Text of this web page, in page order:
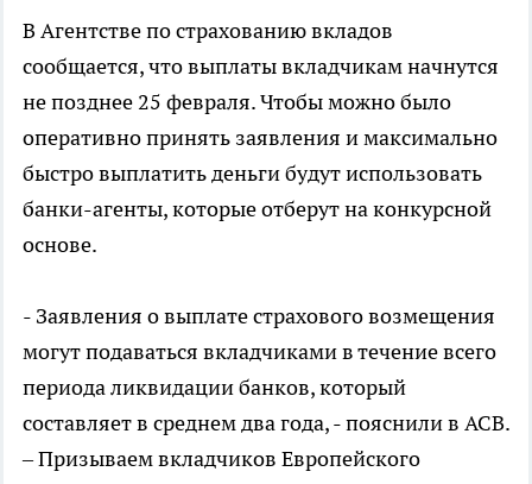
В Агентстве по страхованию вкладов
сообщается, что выплаты вкладчикам начнутся
не позднее 25 февраля. Чтобы можно было
оперативно принять заявления и максимально
быстро выплатить деньги будут использовать
банки-агенты, которые отберут на конкурсной
основе.
- Заявления о выплате страхового возмещения
могут подаваться вкладчиками в течение всего
периода ликвидации банков, который
составляет в среднем два года, - пояснили в АСВ.
– Призываем вкладчиков Европейского